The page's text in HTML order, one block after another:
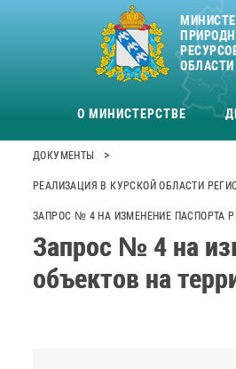
ОБЛАСТИ
О МИНИСТЕРСТВЕ
ДОКУМЕНТЫ >
РЕАЛИЗАЦИЯ В КУРСКОЙ ОБЛАСТИ
ЗАПРОС № 4 НА ИЗМЕНЕНИЕ ПАСПОРТА
Запрос № 4 на
объектов на